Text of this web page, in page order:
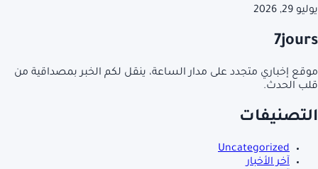
يوليو 29, 2026
7jours
موقع إخباري متجدد على مدار الساعة، ينقل لكم الخبر بمصداقية من
قلب الحدث.
التصنيفات
Uncategorized
آخر الأخبار